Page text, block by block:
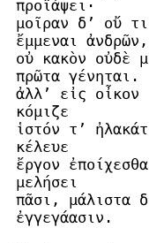
προϊάψει·
μοῖραν δ’ οὔ
ἔμμεναι ἀνδρῶν,
οὐ κακὸν οὐδὲ
πρῶτα γένηται.
ἀλλ’ εἰς οἶκον
κόμιζε
ἱστόν τ’
κέλευε
ἔργον
μελήσει
πᾶσι, μάλιστα
ἐγγεγάασιν.